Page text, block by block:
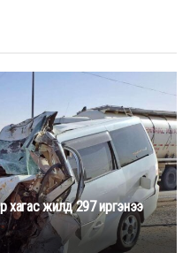
хагас жилд 297 иргэнээ